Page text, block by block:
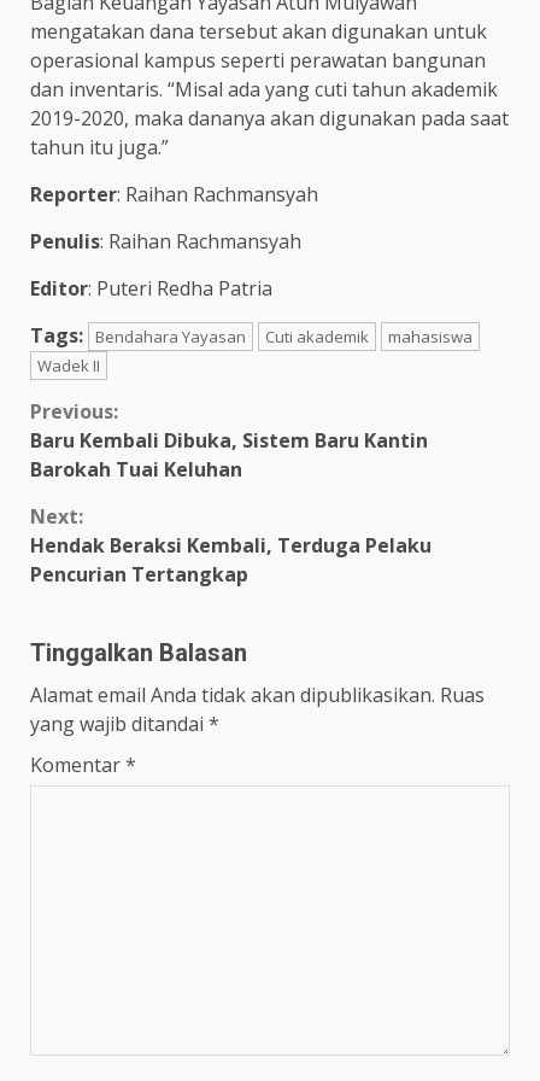
mengatakan dana tersebut akan digunakan untuk
operasional kampus seperti perawatan bangunan
dan inventaris. “Misal ada yang cuti tahun akademik
2019-2020, maka dananya akan digunakan pada saat
tahun itu juga.”
Reporter: Raihan Rachmansyah
Penulis: Raihan Rachmansyah
Editor: Puteri Redha Patria
Tags:
Bendahara Yayasan Cuti akademik
mahasiswa
Wadek II
Previous:
Baru Kembali Dibuka, Sistem Baru Kantin
Barokah Tuai Keluhan
Next:
Hendak Beraksi Kembali, Terduga Pelaku
Pencurian Tertangkap
Tinggalkan Balasan
Alamat email Anda tidak akan dipublikasikan. Ruas
yang wajib ditandai *
Komentar*